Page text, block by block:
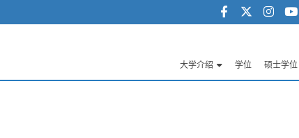
Navegación
大学介绍 学位 硕士学位